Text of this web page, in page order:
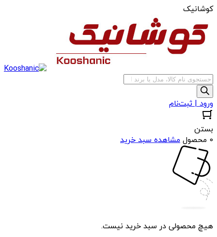
کوشانیک
جستجوی
محصولات
ورود | ثبت‌نام
بستن
0 محصول
مشاهده سبد خرید
هیچ محصولی در سبد خرید نیست.